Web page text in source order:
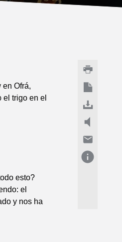
Ofrá,
trigo en el
esto?
el
y nos ha